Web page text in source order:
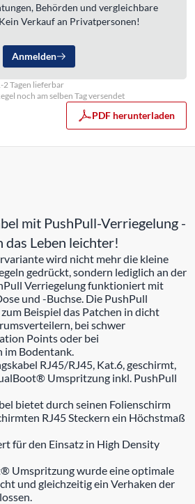
Behörden und vergleichbare
Verkauf an Privatpersonen!
Anmelden
Tagen lieferbar
noch am selben Tag versendet
PDF herunterladen
mit PushPull-Verriegelung -
das Leben leichter!
wird nicht mehr die kleine
gedrückt, sondern lediglich an der
Verriegelung funktioniert mit
und -Buchse. Die PushPull
Beispiel das Patchen in dicht
bei schwer
Points oder bei
im Bodentank.
RJ45/RJ45, Kat.6, geschirmt,
Umspritzung inkl. PushPull
bietet durch seinen Folienschirm
RJ45 Steckern ein Höchstmaß
für den Einsatz in High Density
Umspritzung wurde eine optimale
und gleichzeitig ein Verhaken der